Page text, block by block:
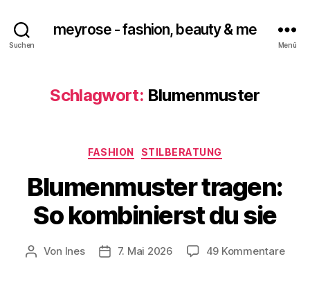
Suchen
meyrose - fashion, beauty & me
Menü
Schlagwort: Blumenmuster
Kategorien
FASHION STILBERATUNG
Blumenmuster tragen:
So kombinierst du sie
Beitragsautor
Von Ines Veröffentlichungsdatum
7. Mai 2026 49 Kommentarezu